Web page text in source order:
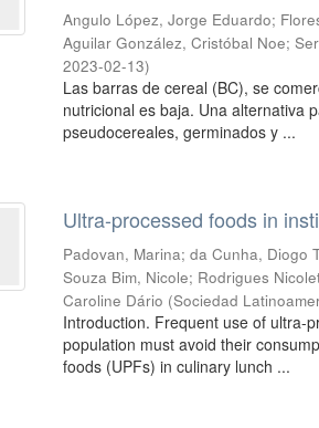
Angulo López, Jorge Eduardo;
Aguilar González, Cristóbal Noe;
2023-02-13)
Las barras de cereal (BC), se
nutricional es baja. Una alternativa
pseudocereales, germinados y ...
Ultra-processed foods in
Padovan, Marina;da Cunha, Diogo
Souza Bim, Nicole; Rodrigues
Caroline Dário (Sociedad
Introduction. Frequent use of ultra-
population must avoid their
foods (UPFs) in culinary lunch ...